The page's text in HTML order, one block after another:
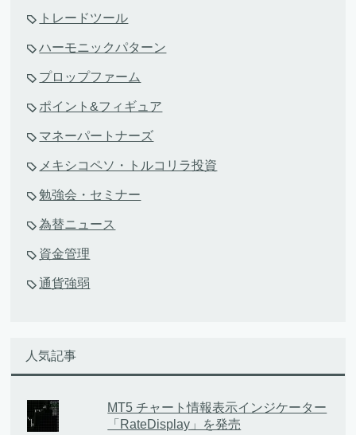
トレードツール
ハーモニックパターン
プロップファーム
ポイント&フィギュア
マネーパートナーズ
メキシコペソ・トルコリラ投資
勉強会・セミナー
為替ニュース
資金管理
通貨強弱
人気記事
MT5 チャート情報表示インジケーター
「RateDisplay」を発売